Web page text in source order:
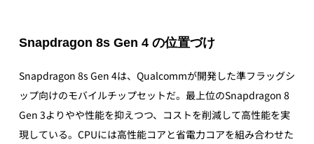
Snapdragon 8s Gen 4 の位置づけ
Snapdragon 8s Gen 4は、Qualcommが開発した準フラッグシ
ップ向けのモバイルチップセットだ。最上位のSnapdragon 8
Gen 3よりやや性能を抑えつつ、コストを削減して高性能を実
現している。CPUには高性能コアと省電力コアを組み合わせた